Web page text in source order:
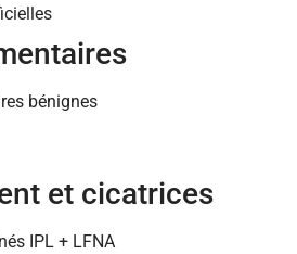
bénignes
et cicatrices
IPL + LFNA